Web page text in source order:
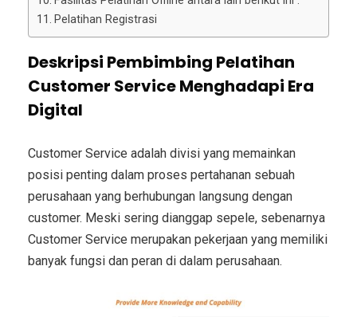
Pelatihan Registrasi
Deskripsi Pembimbing Pelatihan
Customer Service Menghadapi Era
Digital
Customer Service adalah divisi yang memainkan
posisi penting dalam proses pertahanan sebuah
perusahaan yang berhubungan langsung dengan
customer. Meski sering dianggap sepele, sebenarnya
Customer Service merupakan pekerjaan yang memiliki
banyak fungsi dan peran di dalam perusahaan.